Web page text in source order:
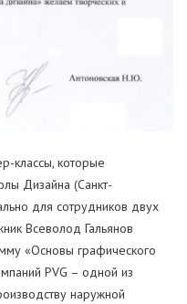
классы, которые
Дизайна (Санкт-
для сотрудников двух
Всеволод Гальянов
«Основы графического
PVG – одной из
наружной